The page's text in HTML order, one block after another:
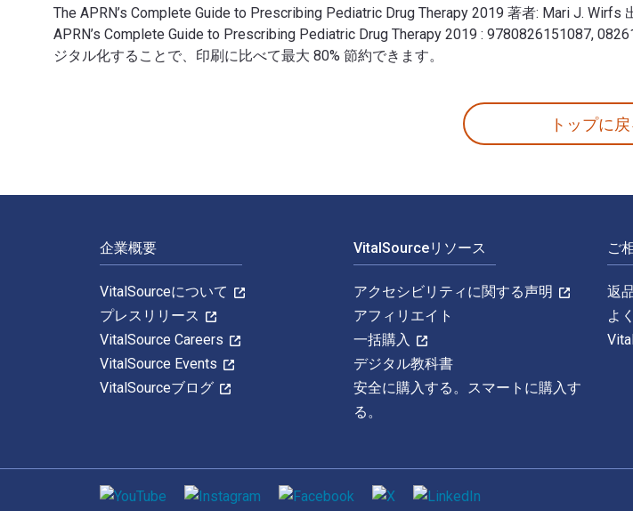
The APRN’s Complete Guide to Prescribing Pediatric Drug Therapy 2019 著者: Mari J.
APRN’s Complete Guide to Prescribing Pediatric Drug Therapy 2019 : 9780826151087,
ジタル化することで、印刷に比べて最大 80% 節約できます。
トップに戻
企業概要
VitalSourceについて
プレスリリース
VitalSource Careers
VitalSource Events
VitalSourceブログ
VitalSourceリソース
アクセシビリティに関する声明
アフィリエイト
一括購入
デジタル教科書
安全に購入する。スマートに購入す
る。
ご
返
よ
ソーシャルメディア